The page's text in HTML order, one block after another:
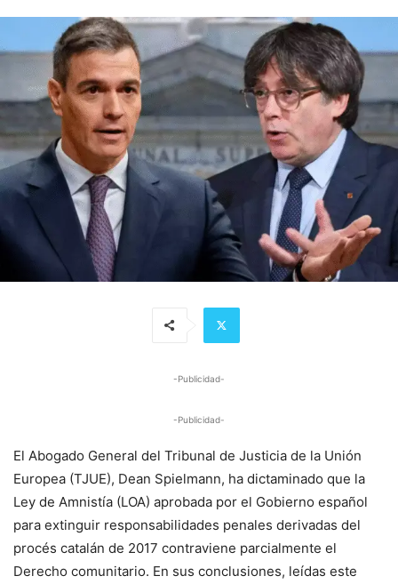
-Publicidad-
-Publicidad-
El Abogado General del Tribunal de Justicia de la Unión
Europea (TJUE), Dean Spielmann, ha dictaminado que la
Ley de Amnistía (LOA) aprobada por el Gobierno español
para extinguir responsabilidades penales derivadas del
procés catalán de 2017 contraviene parcialmente el
Derecho comunitario. En sus conclusiones, leídas este